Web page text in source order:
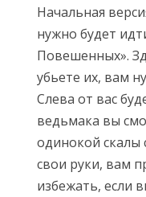
Начальная
нужно будет
Повешенных».
убьете их, вам
Слева от вас
ведьмака вы
одинокой скалы
свои руки, вам
избежать, если